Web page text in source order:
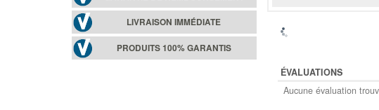
LIVRAISON IMMÉDIATE
PRODUITS 100% GARANTIS
ÉVALUATIONS
Aucune évaluation